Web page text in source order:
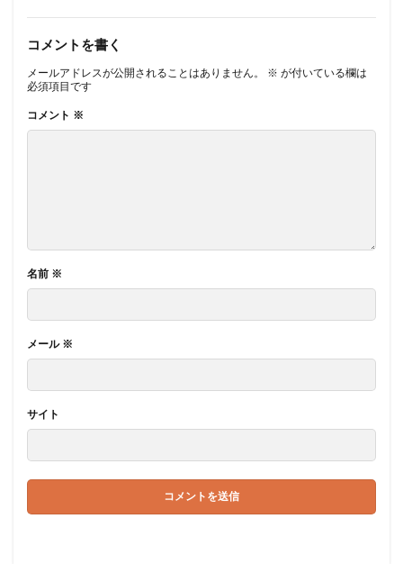
コメントを書く
メールアドレスが公開されることはありません。 ※ が付いている欄は
必須項目です
コメント ※
名前 ※
メール ※
サイト